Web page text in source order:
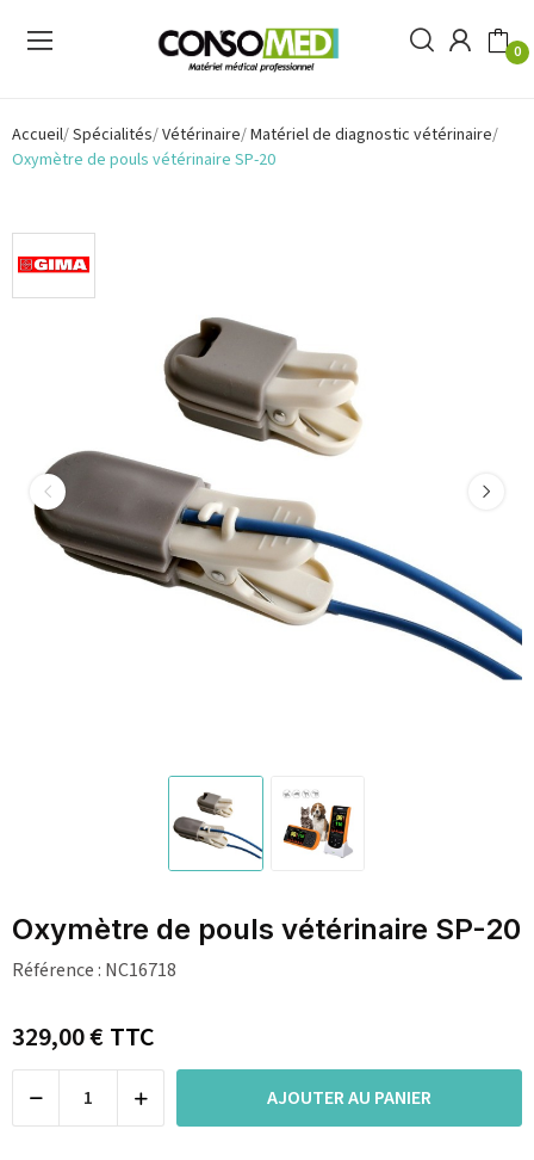
0
Accueil Spécialités Vétérinaire Matériel de diagnostic vétérinaire
Oxymètre de pouls vétérinaire SP-20
Oxymètre de pouls vétérinaire SP-20
Référence : NC16718
329,00 €TTC
AJOUTER AU PANIER